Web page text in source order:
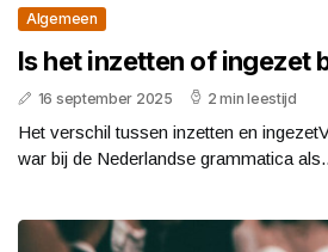
Algemeen
Is het inzetten of ingezet
16 september 2025 2 min leestijd
Het verschil tussen inzetten en
war bij de Nederlandse grammatica